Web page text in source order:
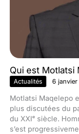
Qui est Motlatsi
Actualités 6
Motlatsi Maqelepo
plus discutées du
du XXIᵉ siècle.
s’est